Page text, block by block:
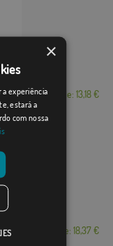
Desde: 13,18 €
Desde: 18,37 €
×
experiência
estará a
com nossa